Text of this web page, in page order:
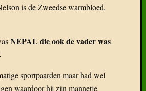
is de Zweedse warmbloed,
NEPAL die ook de vader was
sportpaarden maar had wel
waardoor hij zijn mannetje